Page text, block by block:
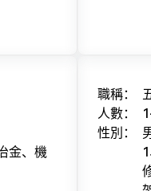
金、機
職稱：
人數：
性別：